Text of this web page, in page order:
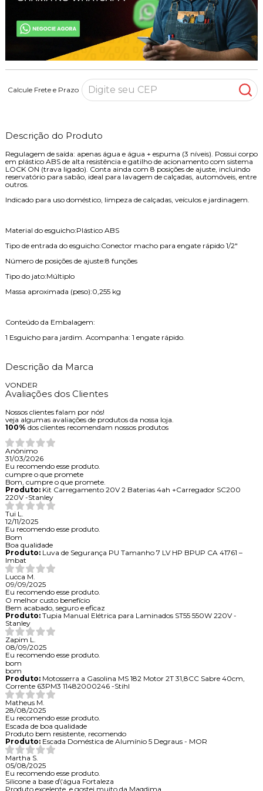
Calcule Frete e Prazo
Descrição do Produto
Regulagem de saída: apenas água e água + espuma (3 níveis). Possui corpo
em plástico ABS de alta resistência e gatilho de acionamento com sistema
LOCK ON (trava ligado). Conta ainda com 8 posições de ajuste, incluindo
reservatório para sabão, ideal para lavagem de calçadas, automóveis, entre
outros.
Indicado para uso doméstico, limpeza de calçadas, veículos e jardinagem.
Material do esguicho:Plástico ABS
Tipo de entrada do esguicho:Conector macho para engate rápido 1/2"
Número de posições de ajuste:8 funções
Tipo do jato:Múltiplo
Massa aproximada (peso):0,255 kg
Conteúdo da Embalagem:
1 Esguicho para jardim. Acompanha: 1 engate rápido.
Descrição da Marca
VONDER
Avaliações dos Clientes
Nossos clientes falam por nós!
veja algumas avaliações de produtos da nossa loja.
100% dos clientes recomendam nossos produtos
Anônimo
31/03/2026
Eu recomendo esse produto.
cumpre o que promete
Bom, cumpre o que promete.
Produto:Kit Carregamento 20V 2 Baterias 4ah +Carregador SC200
220V -Stanley
Tui L.
12/11/2025
Eu recomendo esse produto.
Bom
Boa qualidade
Produto:Luva de Segurança PU Tamanho 7 LV HP BPUP CA 41761 –
Imbat
Lucca M.
09/09/2025
Eu recomendo esse produto.
O melhor custo benefício
Bem acabado, seguro e eficaz
Produto:Tupia Manual Elétrica para Laminados ST55 550W 220V -
Stanley
Zapim L.
08/09/2025
Eu recomendo esse produto.
bom
bom
Produto:Motosserra a Gasolina MS 182 Motor 2T 31,8CC Sabre 40cm,
Corrente 63PM3 11482000246 -Stihl
Matheus M.
28/08/2025
Eu recomendo esse produto.
Escada de boa qualidade
Produto bem resistente, recomendo
Produto:Escada Doméstica de Alumínio 5 Degraus - MOR
Martha S.
05/08/2025
Eu recomendo esse produto.
Silicone a base d\'água Fortaleza
Produto excelente, e gostei muito da Maqdima.